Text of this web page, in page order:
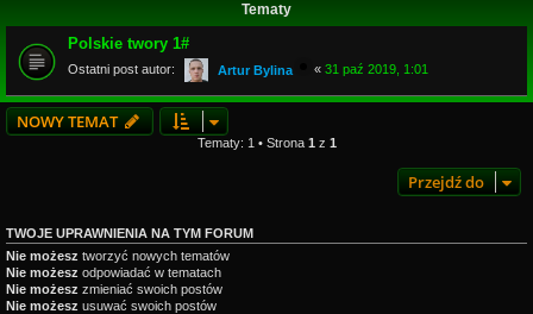
Tematy
Polskie twory 1#
Ostatni post autor: Artur Bylina « 31 paź 2019, 1:01
NOWY TEMAT
Tematy: 1 • Strona 1 z 1
Przejdź do
TWOJE UPRAWNIENIA NA TYM FORUM
Nie możesz tworzyć nowych tematów
Nie możesz odpowiadać w tematach
Nie możesz zmieniać swoich postów
Nie możesz usuwać swoich postów